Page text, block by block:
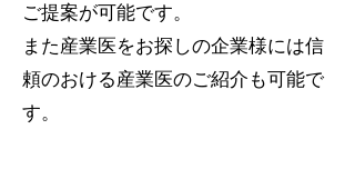
ご提案が可能です。
​また産業医をお探しの企業様には信
頼のおける産業医のご紹介も可能で
す。